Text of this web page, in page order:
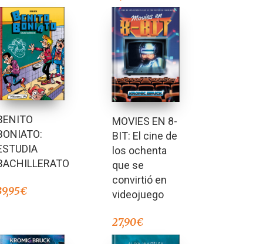
€
MOVIES EN 8-
BIT: El cine de
los ochenta
que se
convirtió en
videojuego
27,90€